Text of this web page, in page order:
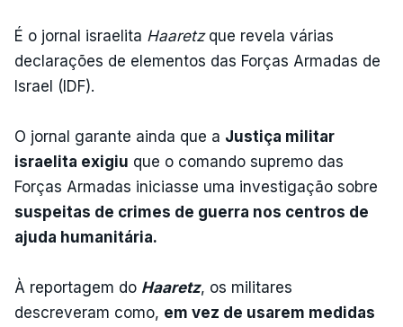
É o jornal israelita Haaretzque revela várias
declarações de elementos das Forças Armadas de
Israel (IDF).
O jornal garante ainda que a Justiça militar
israelita exigiu que o comando supremo das
Forças Armadas iniciasse uma investigação sobre
suspeitas de crimes de guerra nos centros de
ajuda humanitária.
À reportagem do Haaretz, os militares
descreveram como, em vez de usarem medidas